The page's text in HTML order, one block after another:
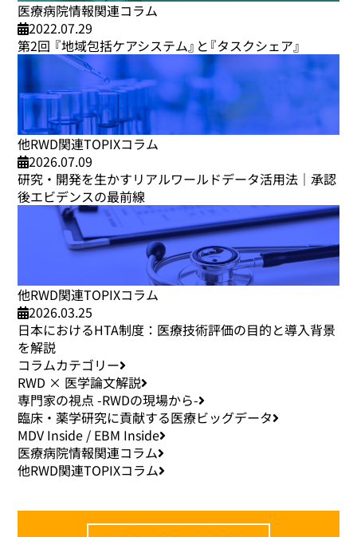
コラムカテゴリー
RWD × 医学論文解説
専門家の視点 -RWDの現場から-
臨床・薬学研究に貢献する医療ビッグデータ
MDV Inside / EBM Inside
医療病院情報関連コラム
他RWD関連TOPIXコラム
医療病院情報関連コラム
2022.07.29
第2回 『地域包括ケアシステム』と『タスクシェア』
他RWD関連TOPIXコラム
2026.07.09
研究・開発を生かすリアルワールドデータ活用法｜承認
後エビデンスの最前線
他RWD関連TOPIXコラム
2026.03.25
日本におけるHTA制度：医療技術評価の目的と導入背景
を解説